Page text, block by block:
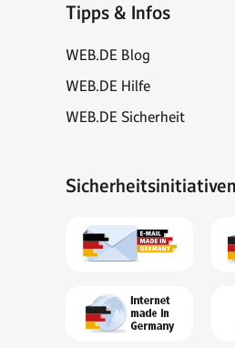
Tipps & Infos
WEB.DE Blog
WEB.DE Hilfe
WEB.DE Sicherheit